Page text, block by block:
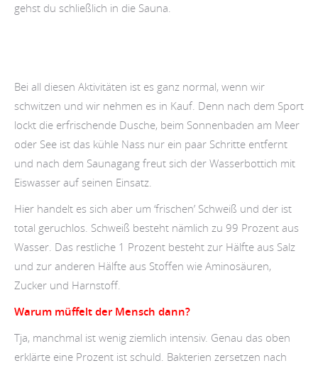
gehst du schließlich in die Sauna.
Bei all diesen Aktivitäten ist es ganz normal, wenn wir
schwitzen und wir nehmen es in Kauf. Denn nach dem Sport
lockt die erfrischende Dusche, beim Sonnenbaden am Meer
oder See ist das kühle Nass nur ein paar Schritte entfernt
und nach dem Saunagang freut sich der Wasserbottich mit
Eiswasser auf seinen Einsatz.
Hier handelt es sich aber um ‘frischen’ Schweiß und der ist
total geruchlos. Schweiß besteht nämlich zu 99 Prozent aus
Wasser. Das restliche 1 Prozent besteht zur Hälfte aus Salz
und zur anderen Hälfte aus Stoffen wie Aminosäuren,
Zucker und Harnstoff.
Warum müffelt der Mensch dann?
Tja, manchmal ist wenig ziemlich intensiv. Genau das oben
erklärte eine Prozent ist schuld. Bakterien zersetzen nach